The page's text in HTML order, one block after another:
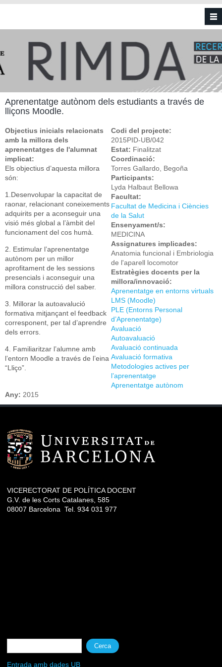
Vés al contingut
Aprenentatge autònom dels estudiants a través de
lliçons Moodle.
Objectius inicials relacionats
amb la millora dels
aprenentatges de l'alumnat
implicat:
Els objectius d’aquesta millora
són:
1.Desenvolupar la capacitat de
raonar, relacionant coneixements
adquirits per a aconseguir una
visió més global a l’àmbit del
funcionament del cos humà.
2. Estimular l’aprenentatge
autònom per un millor
aprofitament de les sessions
presencials i aconseguir una
millora construcció del saber.
3. Millorar la autoavalució
formativa mitjançant el feedback
corresponent, per tal d’aprendre
dels errors.
4. Familiaritzar l’alumne amb
l’entorn Moodle a través de l’eina
“Lliço”.
Codi del projecte:
2015PID-UB/042
Estat: Finalitzat
Coordinació:
Torres Gallardo, Begoña
Participants:
Lyda Halbaut Bellowa
Facultat:
Facultat de Medicina i Ciències
de la Salut
Ensenyament/s:
MEDICINA
Assignatures implicades:
Anatomia funcional i Embriologia
de l'aparell locomotor
Estratègies docents per la
millora/innovació:
Aprenentatge en entorns virtuals
LMS (Moodle)
PLE (Entorns Personal
d’Aprenentatge)
Avaluació
Autoavaluació
Avaluació continuada
Avaluació formativa
Metodologies actives per
l’aprenentatge
Aprenentatge autònom
Any: 2015
VICERECTORAT DE POLÍTICA DOCENT
G.V. de les Corts Catalanes, 585
08007 Barcelona Tel. 934 031 977
Formulari de cerca
Cerca
Entrada amb dades UB